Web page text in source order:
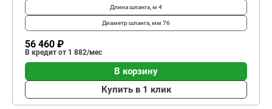
Длина шланга, м 4
Диаметр шланга, мм 76
56 460 ₽
В кредит от 1 882/мес
В корзину
Купить в 1 клик